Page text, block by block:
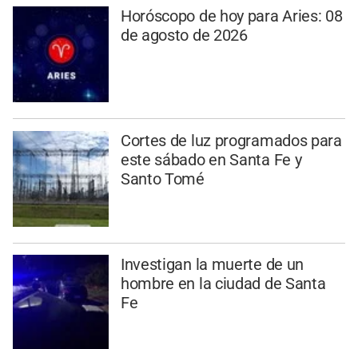
Horóscopo de hoy para Aries: 08
de agosto de 2026
Cortes de luz programados para
este sábado en Santa Fe y
Santo Tomé
Investigan la muerte de un
hombre en la ciudad de Santa
Fe